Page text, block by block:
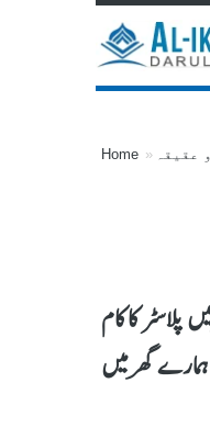
Home عقیقہ
کا کام
گھر میں